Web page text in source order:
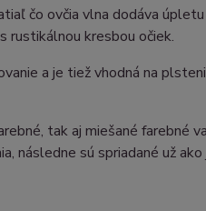
čo ovčia vlna dodáva
rustikálnou kresbou očiek.
a je tiež vhodná na
tak aj miešané farebné
následne sú spriadané už